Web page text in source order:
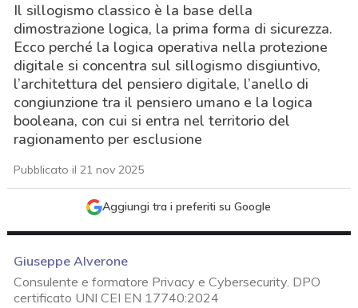
Il sillogismo classico è la base della
dimostrazione logica, la prima forma di sicurezza.
Ecco perché la logica operativa nella protezione
digitale si concentra sul sillogismo disgiuntivo,
l’architettura del pensiero digitale, l’anello di
congiunzione tra il pensiero umano e la logica
booleana, con cui si entra nel territorio del
ragionamento per esclusione
Pubblicato il 21 nov 2025
Aggiungi tra i preferiti su Google
Giuseppe Alverone
Consulente e formatore Privacy e Cybersecurity. DPO
certificato UNI CEI EN 17740:2024